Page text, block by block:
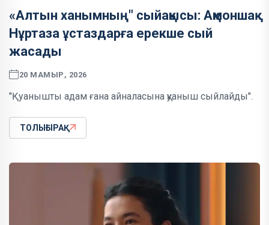
«Алтын ханымның" сыйақысы: Ақмоншақ
Нұртаза ұстаздарға ерекше сый
жасады
20 МАМЫР, 2026
"Қуанышты адам ғана айналасына қуаныш сыйлайды".
ТОЛЫҒЫРАҚ